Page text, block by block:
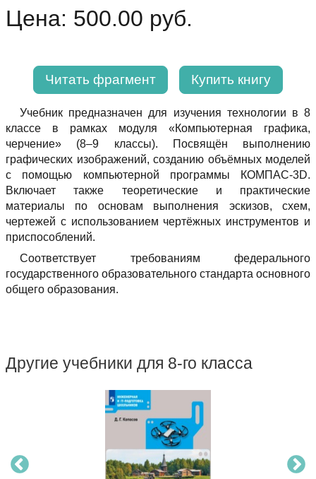
Цена: 500.00 руб.
Читать фрагмент Купить книгу
Учебник предназначен для изучения технологии в 8
классе в рамках модуля «Компьютерная графика,
черчение» (8–9 классы). Посвящён выполнению
графических изображений, созданию объёмных моделей
с помощью компьютерной программы КОМПАС-3D.
Включает также теоретические и практические
материалы по основам выполнения эскизов, схем,
чертежей с использованием чертёжных инструментов и
приспособлений.
Соответствует требованиям федерального
государственного образовательного стандарта основного
общего образования.
Другие учебники для 8-го класса